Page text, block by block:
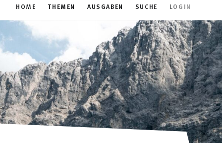
HOME THEMEN AUSGABEN SUCHE LOGIN